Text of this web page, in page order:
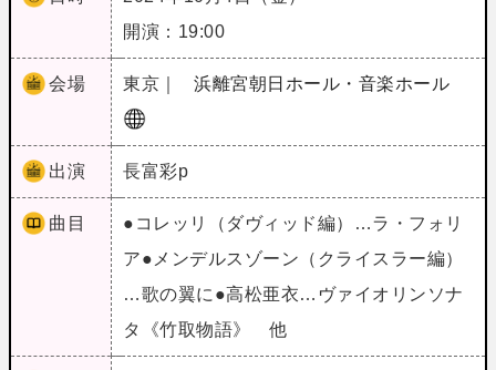
開演：19:00
会場 東京｜ 浜離宮朝日ホール・音楽ホール
出演 長富彩p
曲目
●コレッリ（ダヴィッド編）…ラ・フォリ
ア●メンデルスゾーン（クライスラー編）
…歌の翼に●高松亜衣…ヴァイオリンソナ
タ《竹取物語》 他